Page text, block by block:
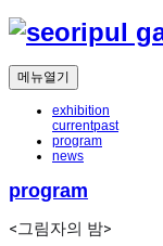
메뉴열기
exhibition
currentpast
program
news
program
<그림자의 밤>